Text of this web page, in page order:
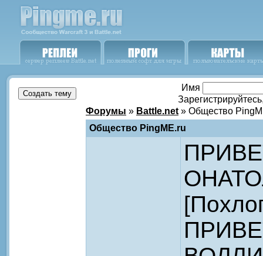
Имя
Форумы » Battle.net » Общество
Общество PingME.ru